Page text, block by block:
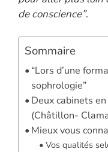
de conscience”.
Sommaire
“Lors d’une
sophrologie”
Deux cabinets
(Châtillon-
Mieux vous
Vos qualités